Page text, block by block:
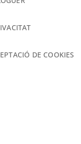
DE COOKIES